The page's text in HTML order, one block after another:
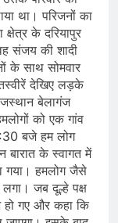
था। परिजनों का
के दरियापुर
संजय की शादी
के साथ सोमवार
देखिए लड़के
बेलागंज
को एक गांव
बजे हम लोग
बारात के स्वागत में
गया। हमलोग जैसे
जब दूल्हे पक्ष
हो गए और कहा कि